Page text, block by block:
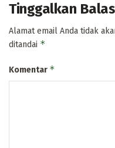
Tinggalkan
Alamat email Anda tidak
ditandai *
Komentar *